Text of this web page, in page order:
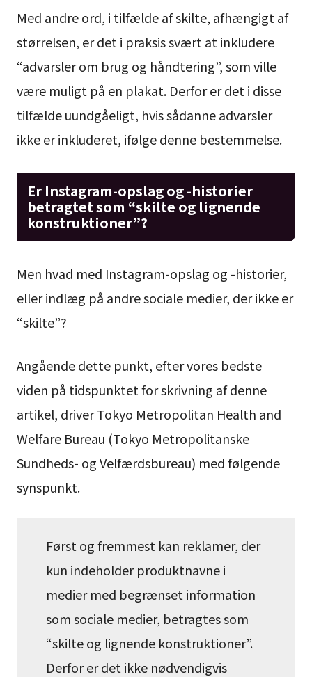
Med andre ord, i tilfælde af skilte, afhængigt af
størrelsen, er det i praksis svært at inkludere
“advarsler om brug og håndtering”, som ville
være muligt på en plakat. Derfor er det i disse
tilfælde uundgåeligt, hvis sådanne advarsler
ikke er inkluderet, ifølge denne bestemmelse.
Er Instagram-opslag og -historier
betragtet som “skilte og lignende
konstruktioner”?
Men hvad med Instagram-opslag og -historier,
eller indlæg på andre sociale medier, der ikke er
“skilte”?
Angående dette punkt, efter vores bedste
viden på tidspunktet for skrivning af denne
artikel, driver Tokyo Metropolitan Health and
Welfare Bureau (Tokyo Metropolitanske
Sundheds- og Velfærdsbureau) med følgende
synspunkt.
Først og fremmest kan reklamer, der
kun indeholder produktnavne i
medier med begrænset information
som sociale medier, betragtes som
“skilte og lignende konstruktioner”.
Derfor er det ikke nødvendigvis